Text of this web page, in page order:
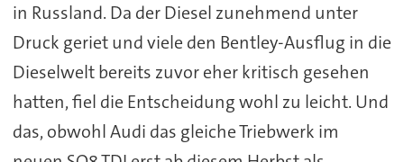
in Russland. Da der Diesel zunehmend unter
Druck geriet und viele den Bentley-Ausflug in die
Dieselwelt bereits zuvor eher kritisch gesehen
hatten, fiel die Entscheidung wohl zu leicht. Und
das, obwohl Audi das gleiche Triebwerk im